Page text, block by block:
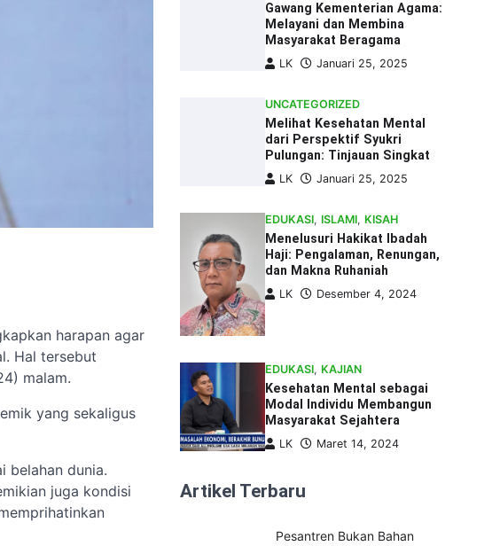
harapan agar
Hal tersebut
malam.
yang sekaligus
belahan dunia.
juga kondisi
Gawang Kementerian Agama:
Melayani dan Membina
Masyarakat Beragama
LK Januari 25, 2025
UNCATEGORIZED
Melihat Kesehatan Mental
dari Perspektif Syukri
Pulungan: Tinjauan Singkat
LK Januari 25, 2025
EDUKASI, ISLAMI, KISAH
Menelusuri Hakikat Ibadah
Haji: Pengalaman, Renungan,
dan Makna Ruhaniah
LK Desember 4, 2024
EDUKASI, KAJIAN
Kesehatan Mental sebagai
Modal Individu Membangun
Masyarakat Sejahtera
LK Maret 14, 2024
Artikel Terbaru
Pesantren Bukan Bahan